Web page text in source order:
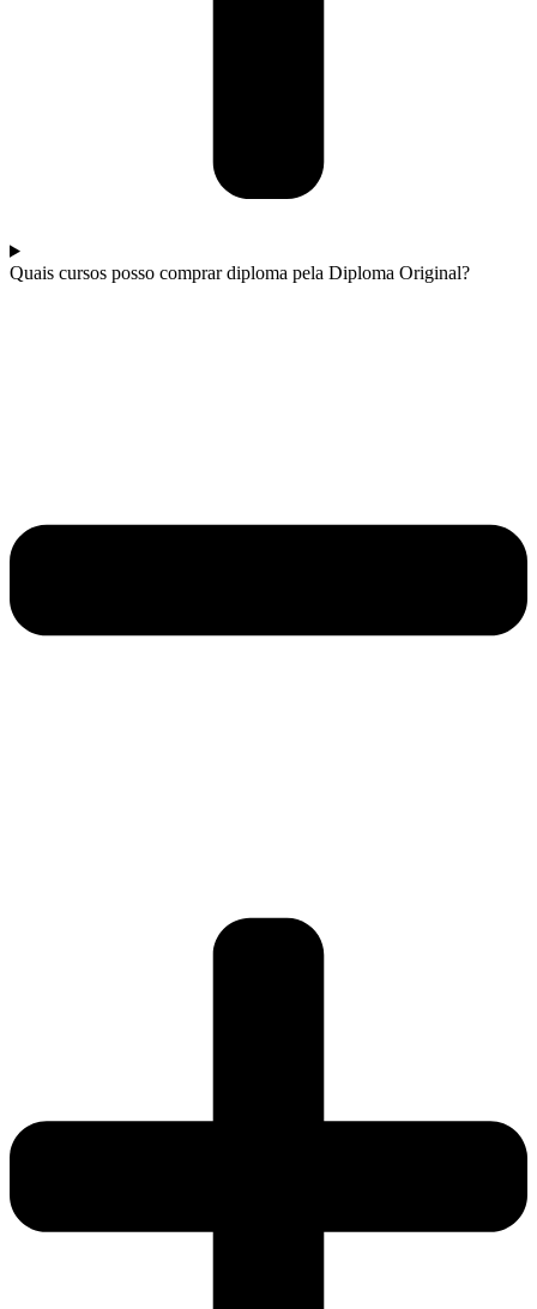
Quais cursos posso comprar diploma pela Diploma Original?